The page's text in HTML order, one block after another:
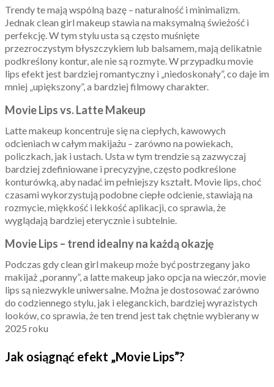
Trendy te mają wspólną bazę – naturalność i minimalizm.
Jednak clean girl makeup stawia na maksymalną świeżość i
perfekcję. W tym stylu usta są często muśnięte
przezroczystym błyszczykiem lub balsamem, mają delikatnie
podkreślony kontur, ale nie są rozmyte. W przypadku movie
lips efekt jest bardziej romantyczny i „niedoskonały”, co daje im
mniej „upiększony”, a bardziej filmowy charakter.
Movie Lips vs. Latte Makeup
Latte makeup koncentruje się na ciepłych, kawowych
odcieniach w całym makijażu – zarówno na powiekach,
policzkach, jak i ustach. Usta w tym trendzie są zazwyczaj
bardziej zdefiniowane i precyzyjne, często podkreślone
konturówką, aby nadać im pełniejszy kształt. Movie lips, choć
czasami wykorzystują podobne ciepłe odcienie, stawiają na
rozmycie, miękkość i lekkość aplikacji, co sprawia, że
wyglądają bardziej eterycznie i subtelnie.
Movie Lips – trend idealny na każdą okazję
Podczas gdy clean girl makeup może być postrzegany jako
makijaż „poranny”, a latte makeup jako opcja na wieczór, movie
lips są niezwykle uniwersalne. Można je dostosować zarówno
do codziennego stylu, jak i eleganckich, bardziej wyrazistych
looków, co sprawia, że ten trend jest tak chętnie wybierany w
2025 roku
Jak osiągnąć efekt „Movie Lips”?